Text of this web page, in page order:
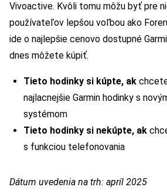
Vivoactive. Kvôli tomu môžu byť pre
používateľov lepšou voľbou ako
ide o najlepšie cenovo dostupné
dnes môžete kúpiť.
Tieto hodinky si kúpte, ak
najlacnejšie Garmin hodinky s
systémom
Tieto hodinky si nekúpte, ak
s funkciou telefonovania
Dátum uvedenia na trh: apríl 2025